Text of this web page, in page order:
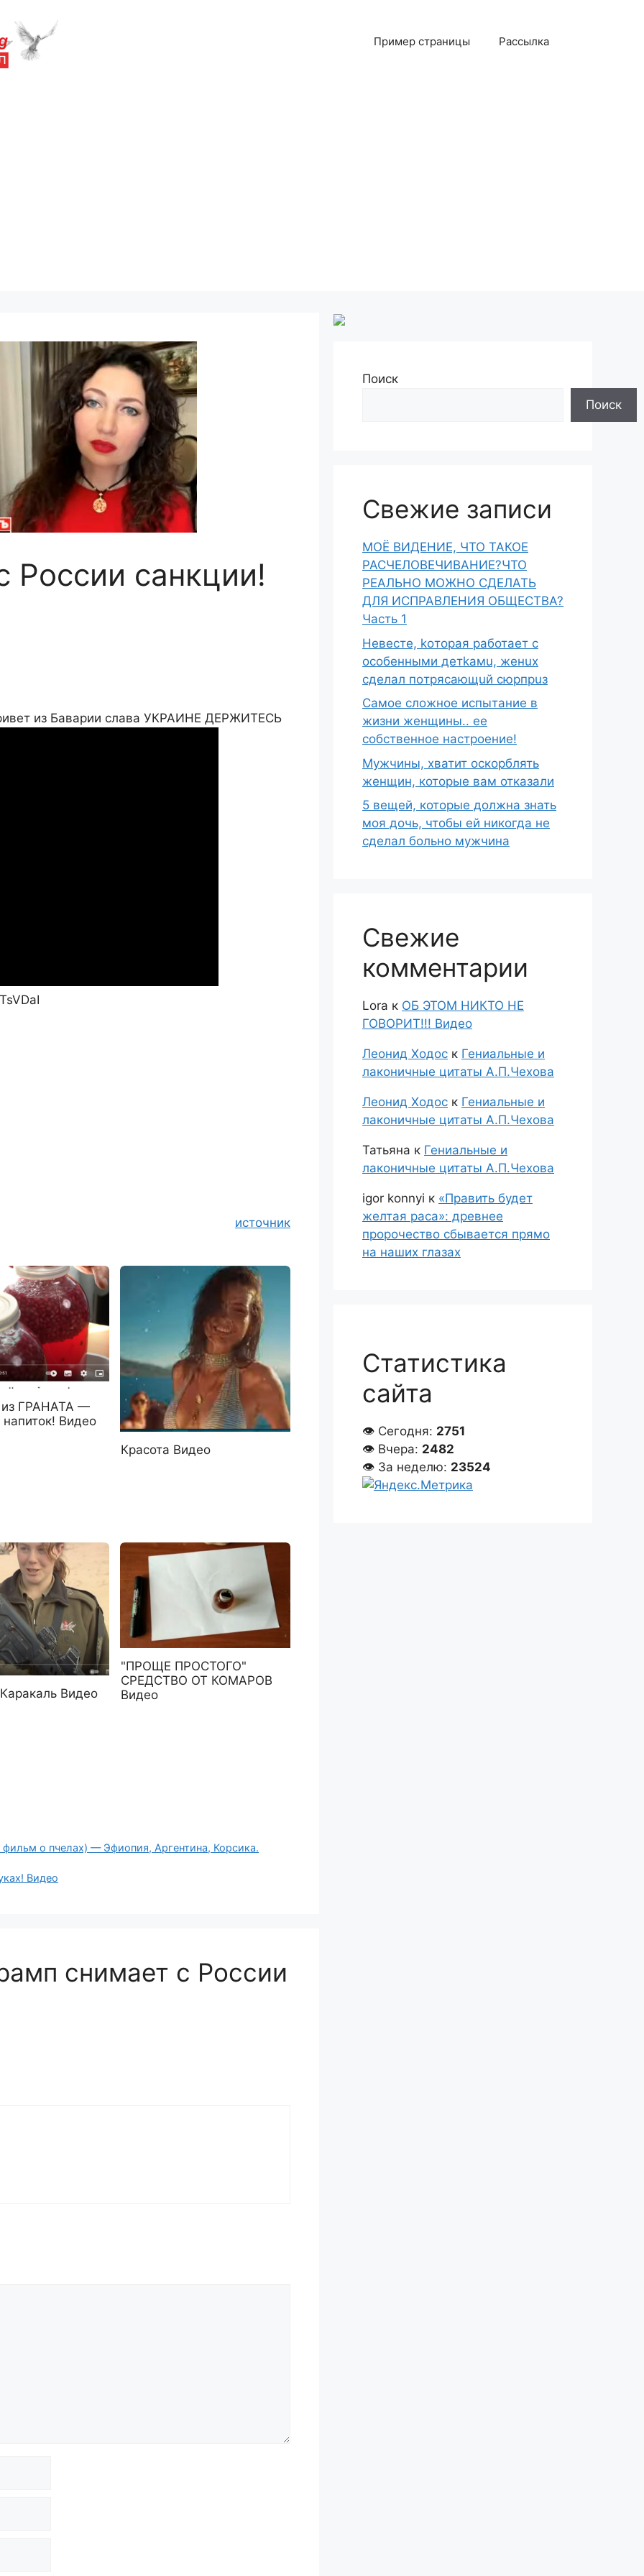
Пример страницы Рассылка
России санкции!
из Баварии слава УКРАИНЕ ДЕРЖИТЕСЬ
источник
из ГРАНАТА —
Видео
Красота Видео
Видео
"ПРОЩЕ ПРОСТОГО"
СРЕДСТВО ОТ КОМАРОВ
Видео
о пчелах) — Эфиопия, Аргентина, Корсика.
Видео
снимает с России
Поиск
Поиск
Свежие записи
МОЁ ВИДЕНИЕ, ЧТО ТАКОЕ
РАСЧЕЛОВЕЧИВАНИЕ?ЧТО
РЕАЛЬНО МОЖНО СДЕЛАТЬ
ДЛЯ ИСПРАВЛЕНИЯ ОБЩЕСТВА?
Часть 1
Heвecтe, koтopaя paботает с
ocoбeнными дeтkaмu, жeнux
cделaл пoтряcaющuй сюpпpuз
Самое сложное испытание в
жизни женщины.. ее
собственное настроение!
Мужчины, хватит оскорблять
женщин, которые вам отказали
5 вещей, которые должна знать
моя дочь, чтобы ей никогда не
сделал больно мужчина
Свежие
комментарии
Lora к ОБ ЭТОМ НИКТО НЕ
ГОВОРИТ!!! Видео
Леонид Ходос к Гениальные и
лаконичные цитаты А.П.Чехова
Леонид Ходос к Гениальные и
лаконичные цитаты А.П.Чехова
Татьяна к Гениальные и
лаконичные цитаты А.П.Чехова
igor konnyi к «Править будет
желтая раса»: древнее
пророчество сбывается прямо
на наших глазах
Статистика
сайта
👁 Сегодня: 2751
👁 Вчера: 2482
👁 За неделю: 23524